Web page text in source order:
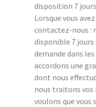
disposition 7 jours
Lorsque vous
contactez-nous :
disponible 7
demande dans
accordons une
dont nous
nous traitons vos
voulons que vous